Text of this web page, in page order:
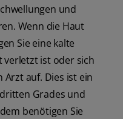
und
Wenn die Haut
Sie eine kalte
verletzt ist oder sich
Arzt auf. Dies ist ein
Grades und
benötigen Sie